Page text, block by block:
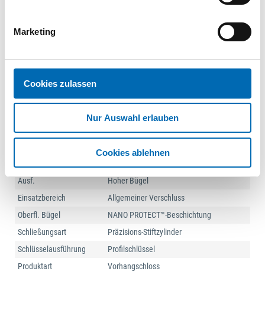
Marketing
Cookies zulassen
Nur Auswahl erlauben
Cookies ablehnen
Technische Daten
Schaltanlagen, Schuppen, Tore, Schränke,
Spinde, Werkzeugkisten, Türen, Koffer,
Ausf.
Hoher Bügel
Einsatzbereich
Allgemeiner Verschluss
Oberfl. Bügel
NANO PROTECT™-Beschichtung
Schließungsart
Präzisions-Stiftzylinder
Schlüsselausführung
Profilschlüssel
Produktart
Vorhangschloss